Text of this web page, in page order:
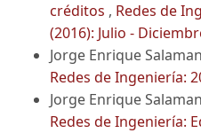
créditos , Redes de
(2016): Julio -
Jorge Enrique
Redes de Ingeniería:
Jorge Enrique
Redes de Ingeniería: